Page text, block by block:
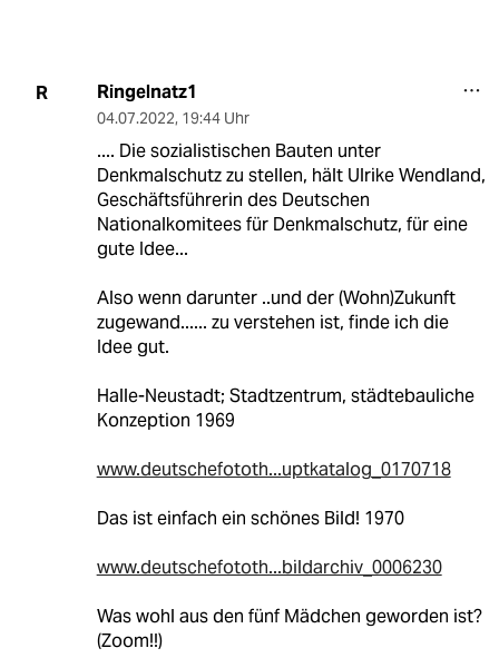
R Ringelnatz1
04.07.2022, 19:44 Uhr
.... Die sozialistischen Bauten unter
Denkmalschutz zu stellen, hält Ulrike Wendland,
Geschäftsführerin des Deutschen
Nationalkomitees für Denkmalschutz, für eine
gute Idee...
Also wenn darunter ..und der (Wohn)Zukunft
zugewand...... zu verstehen ist, finde ich die
Idee gut.
Halle-Neustadt; Stadtzentrum, städtebauliche
Konzeption 1969
www.deutschefototh...uptkatalog_0170718
Das ist einfach ein schönes Bild! 1970
www.deutschefototh...bildarchiv_0006230
Was wohl aus den fünf Mädchen geworden ist?
(Zoom!!)